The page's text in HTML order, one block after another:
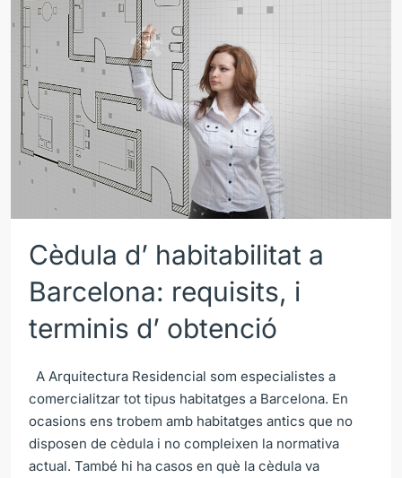
Cèdula d’ habitabilitat a
Barcelona: requisits, i
terminis d’ obtenció
A Arquitectura Residencial som especialistes a
comercialitzar tot tipus habitatges a Barcelona. En
ocasions ens trobem amb habitatges antics que no
disposen de cèdula i no compleixen la normativa
actual. També hi ha casos en què la cèdula va